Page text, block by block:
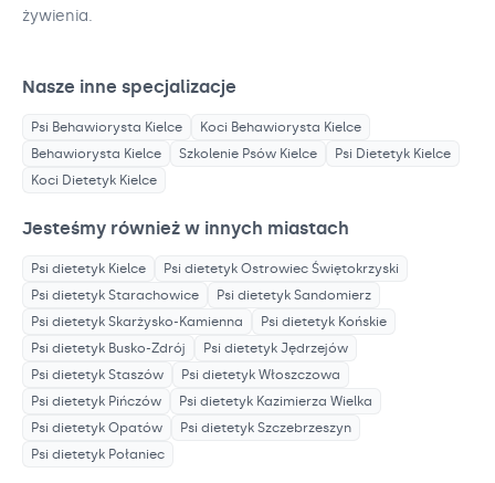
żywienia.
Nasze inne specjalizacje
Psi Behawiorysta Kielce Koci Behawiorysta Kielce
Behawiorysta Kielce Szkolenie Psów Kielce Psi Dietetyk Kielce
Koci Dietetyk Kielce
Jesteśmy również w innych miastach
Psi dietetyk Kielce Psi dietetyk Ostrowiec Świętokrzyski
Psi dietetyk Starachowice Psi dietetyk Sandomierz
Psi dietetyk Skarżysko-Kamienna Psi dietetyk Końskie
Psi dietetyk Busko-Zdrój Psi dietetyk Jędrzejów
Psi dietetyk Staszów Psi dietetyk Włoszczowa
Psi dietetyk Pińczów Psi dietetyk Kazimierza Wielka
Psi dietetyk Opatów Psi dietetyk Szczebrzeszyn
Psi dietetyk Połaniec